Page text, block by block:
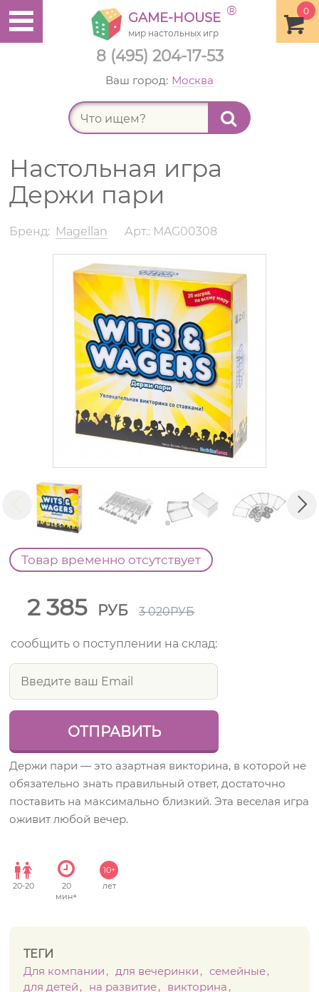
8 (495) 204-17-53
0
GAME-HOUSE ®
мир настольных игр
Ваш город: Москва
Настольная игра
Держи пари
Бренд: Magellan Арт.: MAG00308
Товар временно отсутствует
2 385 РУБ 3 020РУБ
сообщить о поступлении на склад:
Держи пари — это азартная викторина, в которой не
обязательно знать правильный ответ, достаточно
поставить на максимально близкий. Эта веселая игра
оживит любой вечер.
20-20
20
мин+
10+
лет
ТЕГИ
Для компании
для вечеринки
семейные
для детей
на развитие
викторина